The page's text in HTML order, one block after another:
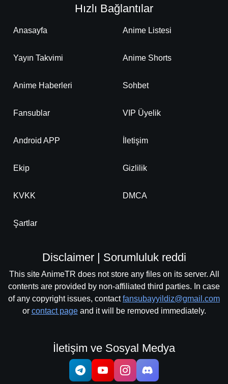
Hızlı Bağlantılar
Anasayfa Anime Listesi
Yayın Takvimi Anime Shorts
Anime Haberleri Sohbet
Fansublar VIP Üyelik
Android APP İletişim
Ekip Gizlilik
KVKK DMCA
Şartlar
Disclaimer | Sorumluluk reddi
This site AnimeTR does not store any files on its server. All
contents are provided by non-affiliated third parties. In case
of any copyright issues, contactfansubayyildiz@gmail.com
or contact pageand it will be removed immediately.
İletişim ve Sosyal Medya